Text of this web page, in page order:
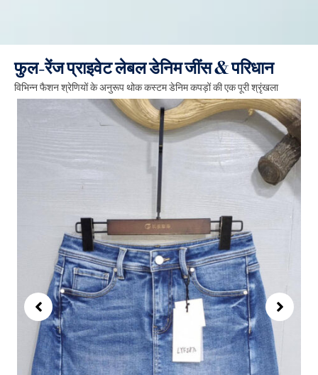
फुल-रेंज प्राइवेट लेबल डेनिम जींस & परिधान
विभिन्न फैशन श्रेणियों के अनुरूप थोक कस्टम डेनिम कपड़ों की एक पूरी श्रृंखला